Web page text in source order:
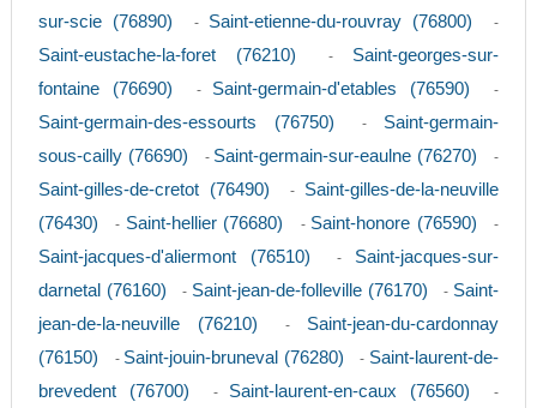
sur-scie (76890)
- Saint-etienne-du-rouvray (76800) -
Saint-eustache-la-foret (76210) - Saint-georges-sur-
fontaine (76690)
- Saint-germain-d'etables (76590) -
Saint-germain-des-essourts (76750) - Saint-germain-
sous-cailly (76690)
- Saint-germain-sur-eaulne (76270) -
Saint-gilles-de-cretot (76490) - Saint-gilles-de-la-neuville
(76430)
- Saint-hellier (76680) - Saint-honore (76590) -
Saint-jacques-d'aliermont (76510) - Saint-jacques-sur-
darnetal (76160)
- Saint-jean-de-folleville (76170) - Saint-
jean-de-la-neuville (76210)
- Saint-jean-du-cardonnay
(76150)
- Saint-jouin-bruneval (76280) - Saint-laurent-de-
brevedent (76700)
- Saint-laurent-en-caux (76560) -